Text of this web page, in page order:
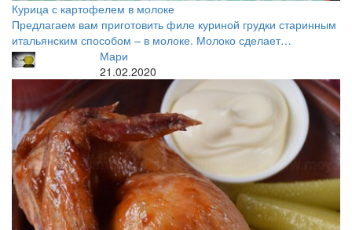
Курица с картофелем в молоке
Предлагаем вам приготовить филе куриной грудки старинным
итальянским способом – в молоке. Молоко сделает…
Мари
21.02.2020